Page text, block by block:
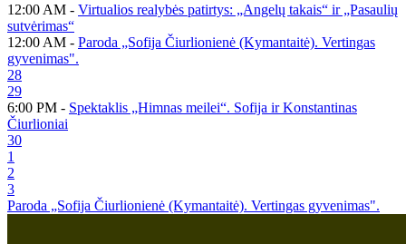
12:00 AM - Virtualios realybės patirtys: „Angelų takais“ ir „Pasaulių
sutvėrimas“
12:00 AM - Paroda „Sofija Čiurlionienė (Kymantaitė). Vertingas
gyvenimas".
28
29
6:00 PM - Spektaklis „Himnas meilei“. Sofija ir Konstantinas
Čiurlioniai
30
1
2
3
Paroda „Sofija Čiurlionienė (Kymantaitė). Vertingas gyvenimas".